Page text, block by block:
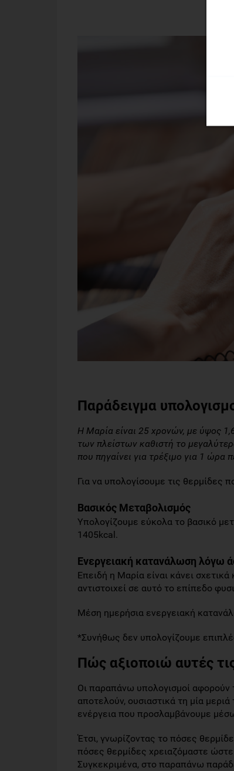
Παράδειγμα
Η Μαρία είναι 25 χρονών, με ύψος
των πλείστων καθιστή το
που πηγαίνει για τρέξιμο για 1 ώρα
Για να υπολογίσουμε τις θερμίδες
Βασικός Μεταβολισμός
Υπολογίζουμε εύκολα το βασικό
1405kcal.
Ενεργειακή κατανάλωση λόγω
Επειδή η Μαρία είναι κάνει
αντιστοιχεί σε αυτό το επίπεδο
Μέση ημερήσια ενεργειακή
*Συνήθως δεν υπολογίζουμε
Πώς αξιοποιώ αυτές
Οι παραπάνω υπολογισμοί αφορούν
αποτελούν, ουσιαστικά τη μία
ενέργεια που προσλαμβάνουμε
Έτσι, γνωρίζοντας το πόσες
πόσες θερμίδες χρειαζόμαστε
Συγκεκριμένα, στο παραπάνω